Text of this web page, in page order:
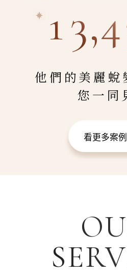
他們的美麗蛻
您一同
看更多案例